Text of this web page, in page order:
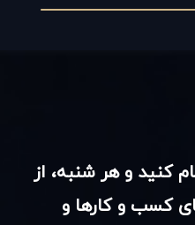
کنید و هر شنبه، از
کسب و کارها و